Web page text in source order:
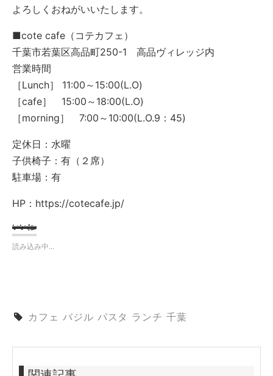
よろしくおねがいいたします。
■cote cafe（コテカフェ）
千葉市若葉区高品町250-1 高品ヴィレッジ内
営業時間
［Lunch］ 11:00～15:00(L.O)
［cafe］ 15:00～18:00(L.O)
［morning］ 7:00～10:00(L.O.9：45)
定休日：水曜
子供椅子：有（２席）
駐車場：有
HP：https://cotecafe.jp/
いいね:
読み込み中...
カフェ バジル パスタ ランチ 千葉